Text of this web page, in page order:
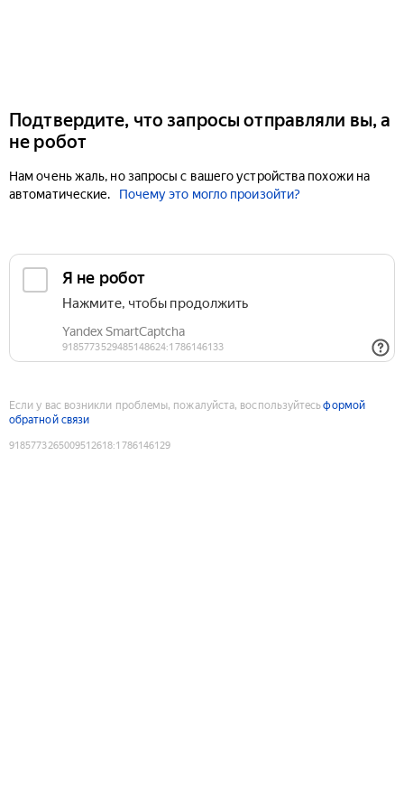
Подтвердите, что запросы отправляли вы, а
не робот
Нам очень жаль, но запросы с вашего устройства похожи на
автоматические.
Почему это могло произойти?
Если у вас возникли проблемы, пожалуйста, воспользуйтесьформой
обратной связи
9185773265009512618:1786146129